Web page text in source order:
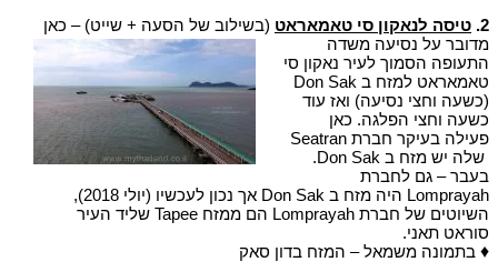
2. טיסה לנאקון סי טאמאראט (בשילוב של הסעה + שייט) – כאן
מדובר על נסיעה משדה
התעופה הסמוך לעיר נאקון סי
טאמאראט למזח ב Don Sak
(כשעה וחצי נסיעה) ואז עוד
כשעה וחצי הפלגה. כאן
פעילה בעיקר חברת Seatran
שלה יש מזח ב Don Sak.
בעבר – גם לחברת
Lomprayah היה מזח ב Don Sak אך נכון לעכשיו (יולי 2018),
השיוטים של חברת Lomprayah הם ממזח Tapee שליד העיר
סוראט תאני.
♦ בתמונה משמאל – המזח בדון סאק